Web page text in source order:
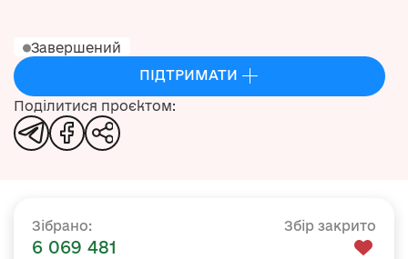
Завершений
ПІДТРИМАТИ
Зібрано:
6 069 481
Збір закрито